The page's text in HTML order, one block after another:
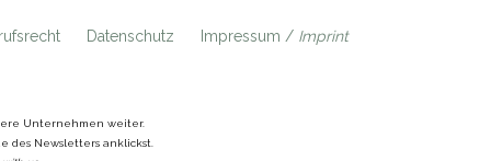
Datenschutz Impressum / Imprint
Unternehmen weiter.
des Newsletters anklickst.